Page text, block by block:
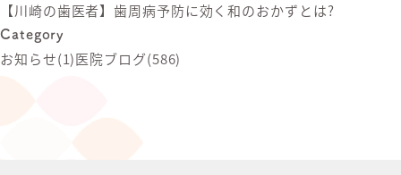
【川崎の歯医者】歯周病予防に効く和のおかずとは?
Category
お知らせ(1)医院ブログ(586)